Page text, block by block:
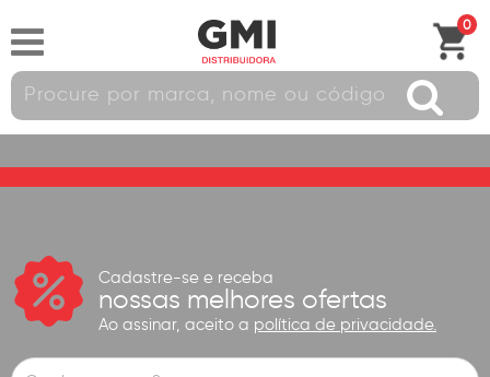
0
Cadastre-se e receba
nossas melhores ofertas
Ao assinar, aceito a política de privacidade.